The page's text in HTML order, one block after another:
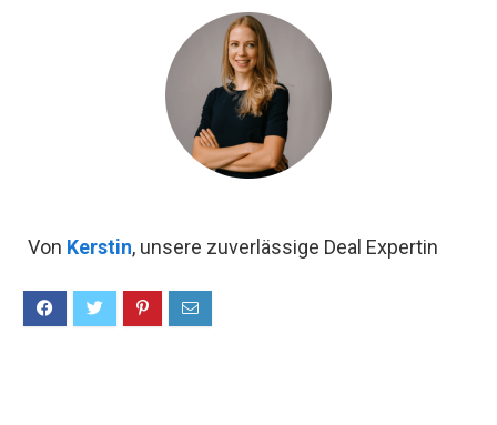
Von Kerstin, unsere zuverlässige Deal Expertin